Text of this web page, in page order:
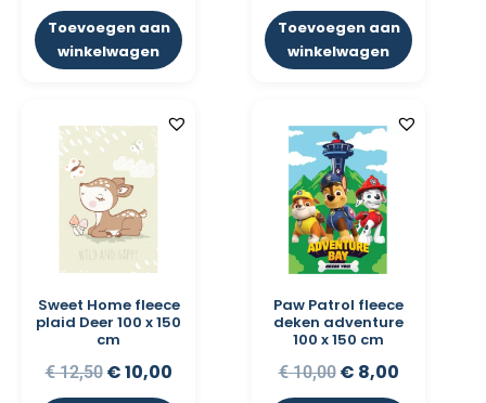
Toevoegen aan
winkelwagen
Toevoegen aan
winkelwagen
Sweet Home fleece
plaid Deer 100 x 150
cm
€12,50 €10,00
Paw Patrol fleece
deken adventure
100 x 150 cm
€10,00 € 8,00